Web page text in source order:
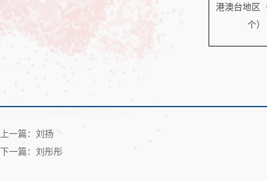
港澳台地区
个）
上一篇：刘扬
下一篇：刘彤彤